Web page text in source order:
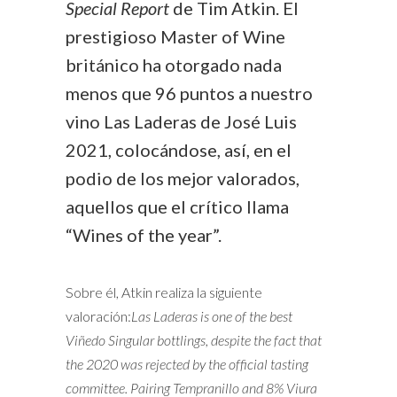
Special Report de Tim Atkin. El
prestigioso Master of Wine
británico ha otorgado nada
menos que 96 puntos a nuestro
vino Las Laderas de José Luis
2021, colocándose, así, en el
podio de los mejor valorados,
aquellos que el crítico llama
“Wines of the year”.
Sobre él, Atkin realiza la siguiente
valoración:Las Laderas is one of the best
Viñedo Singular bottlings, despite the fact that
the 2020 was rejected by the official tasting
committee. Pairing Tempranillo and 8% Viura